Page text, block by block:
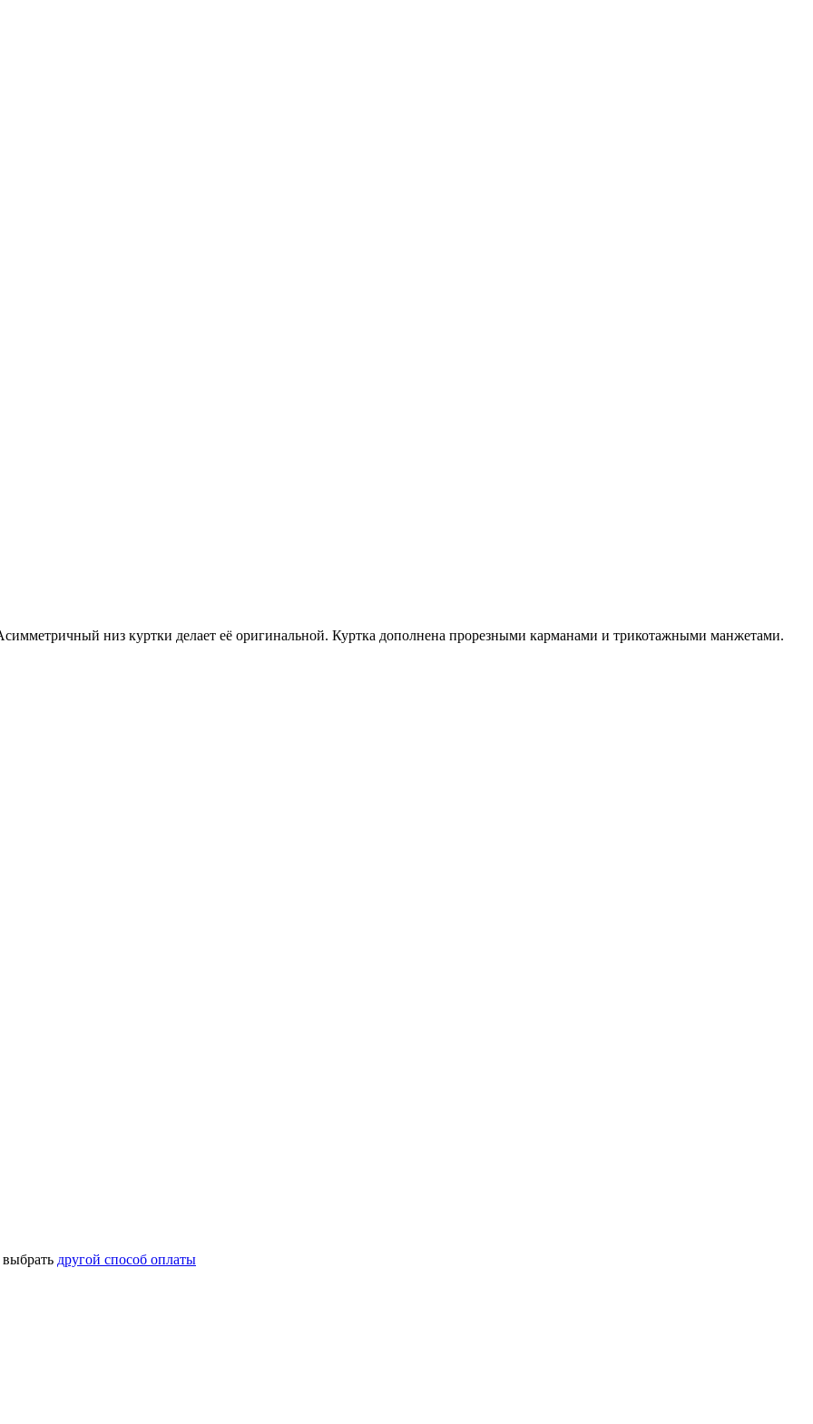
низ куртки делает её оригинальной. Куртка дополнена прорезными карманами и трикотажными манжетами.
другой способ оплаты